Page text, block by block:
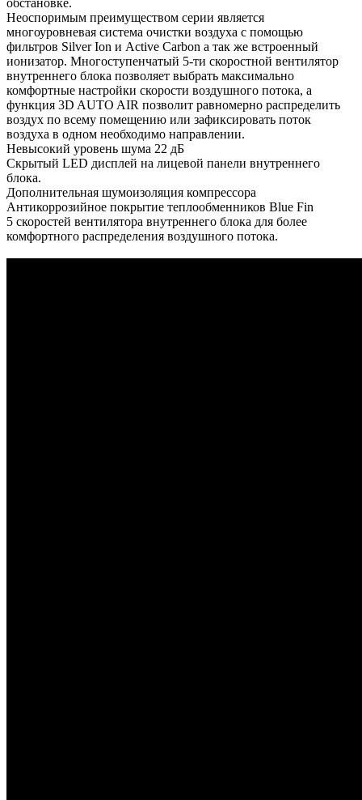
Неоспоримым преимуществом серии является
многоуровневая система очистки воздуха с помощью
фильтров Silver Ion и Active Carbon а так же встроенный
ионизатор. Многоступенчатый 5-ти скоростной вентилятор
внутреннего блока позволяет выбрать максимально
комфортные настройки скорости воздушного потока, а
функция 3D AUTO AIR позволит равномерно распределить
воздух по всему помещению или зафиксировать поток
воздуха в одном необходимо направлении.
Невысокий уровень шума 22 дБ
Скрытый LED дисплей на лицевой панели внутреннего
блока.
Дополнительная шумоизоляция компрессора
Антикоррозийное покрытие теплообменников Blue Fin
5 скоростей вентилятора внутреннего блока для более
комфортного распределения воздушного потока.